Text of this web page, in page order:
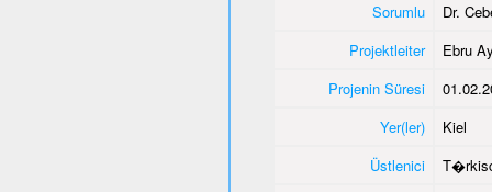
Sorumlu
Dr.
Projektleiter
Ebru
Projenin Süresi
Yer(ler)
Kiel
Üstlenici